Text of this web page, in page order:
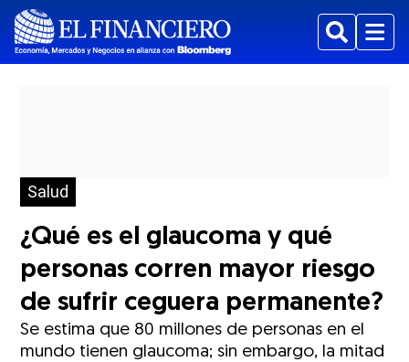
BuscarMenu
Salud
¿Qué es el glaucoma y qué
personas corren mayor riesgo
de sufrir ceguera permanente?
Se estima que 80 millones de personas en el
mundo tienen glaucoma; sin embargo, la mitad